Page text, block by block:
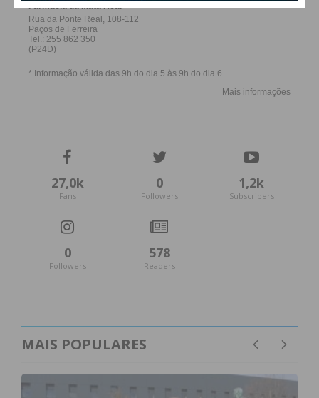
27,0k
Fans
0
Followers
1,2k
Subscribers
0
Followers
578
Readers
MAIS POPULARES